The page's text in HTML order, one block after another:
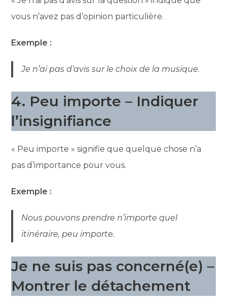
vous n’avez pas d’opinion particulière.
Exemple :
Je n’ai pas d’avis sur le choix de la musique.
4. Peu importe – Indiquer
l’insignifiance
« Peu importe » signifie que quelque chose n’a
pas d’importance pour vous.
Exemple :
Nous pouvons prendre n’importe quel
itinéraire, peu importe.
Je ne suis pas concerné(e) –
Montrer le détachement